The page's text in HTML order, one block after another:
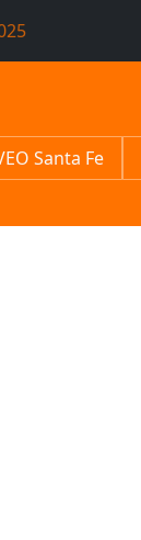
Santa Fe